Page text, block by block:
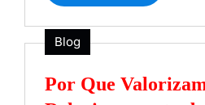
Blog
Por Que